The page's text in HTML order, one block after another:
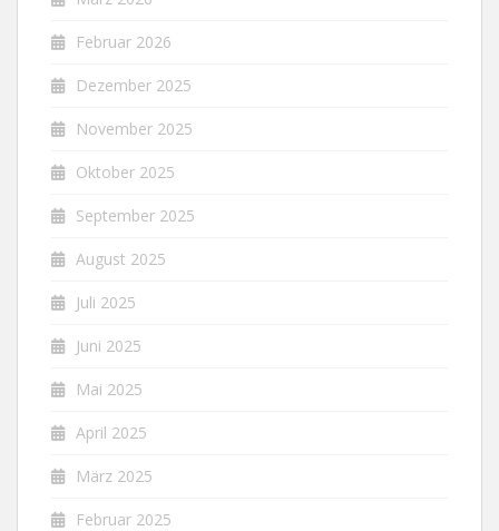
Februar 2026
Dezember 2025
November 2025
Oktober 2025
September 2025
August 2025
Juli 2025
Juni 2025
Mai 2025
April 2025
März 2025
Februar 2025